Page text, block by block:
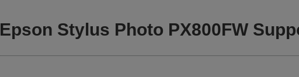
Epson Stylus Photo PX800FW